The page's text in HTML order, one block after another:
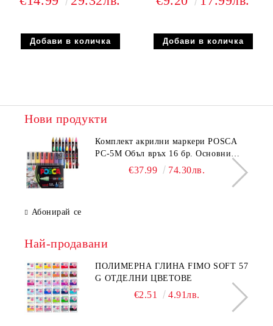
Нови продукти
Комплeкт акрилни маркери POSCA
PC-5M Объл връх 16 бр. Основни
€37.99 74.30лв.
Абонирай се
Най-продавани
ПОЛИМЕРНА ГЛИНА FIMO SOFT 57
G ОТДЕЛНИ ЦВЕТОВЕ
€2.51 4.91лв.